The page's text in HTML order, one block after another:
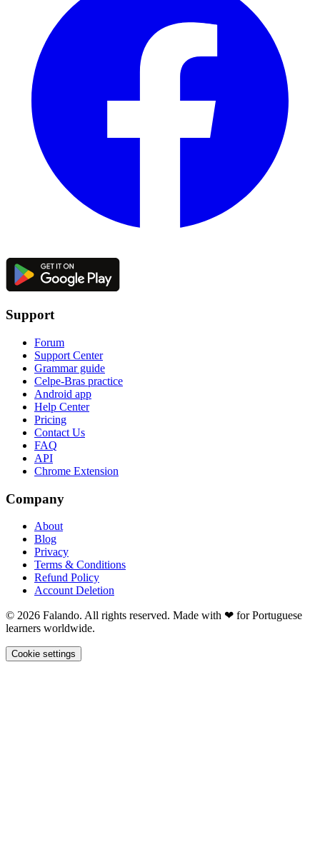
Support
Forum
Support Center
Grammar guide
Celpe-Bras practice
Android app
Help Center
Pricing
Contact Us
FAQ
API
Chrome Extension
Company
About
Blog
Privacy
Terms & Conditions
Refund Policy
Account Deletion
© 2026 Falando. All rights reserved. Made with ❤ for Portuguese
learners worldwide.
Cookie settings